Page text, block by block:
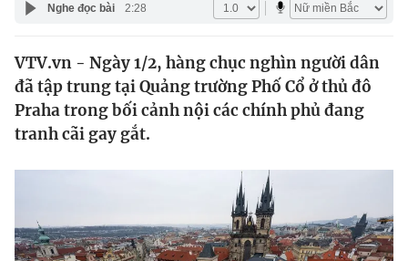
Y tế
Thế giới
Tin tức
Thế giới đó đây
Kinh tế
Góc doanh nghiệp
Dữ liệu và đời sống
Truyền hình
Nghe đọc bài 2:28
VTV.vn - Ngày 1/2, hàng chục nghìn người dân
đã tập trung tại Quảng trường Phố Cổ ở thủ đô
Praha trong bối cảnh nội các chính phủ đang
tranh cãi gay gắt.